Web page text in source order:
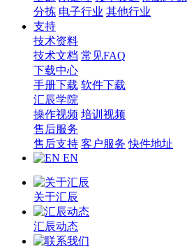
分拣 电子行业 其他行业
支持
技术资料
技术文档 常见FAQ
下载中心
手册下载 软件下载
汇辰学院
操作视频 培训视频
售后服务
售后支持 客户服务 快件地址
EN
关于汇辰
汇辰动态